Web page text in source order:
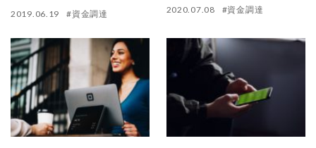
2019.06.19 #資金調達 2020.07.08 #資金調達